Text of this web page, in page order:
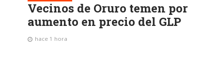
Vecinos de Oruro temen por
aumento en precio del GLP
hace 1 hora